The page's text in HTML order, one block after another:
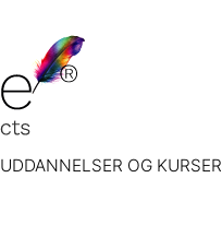
UDDANNELSER OG KURSER